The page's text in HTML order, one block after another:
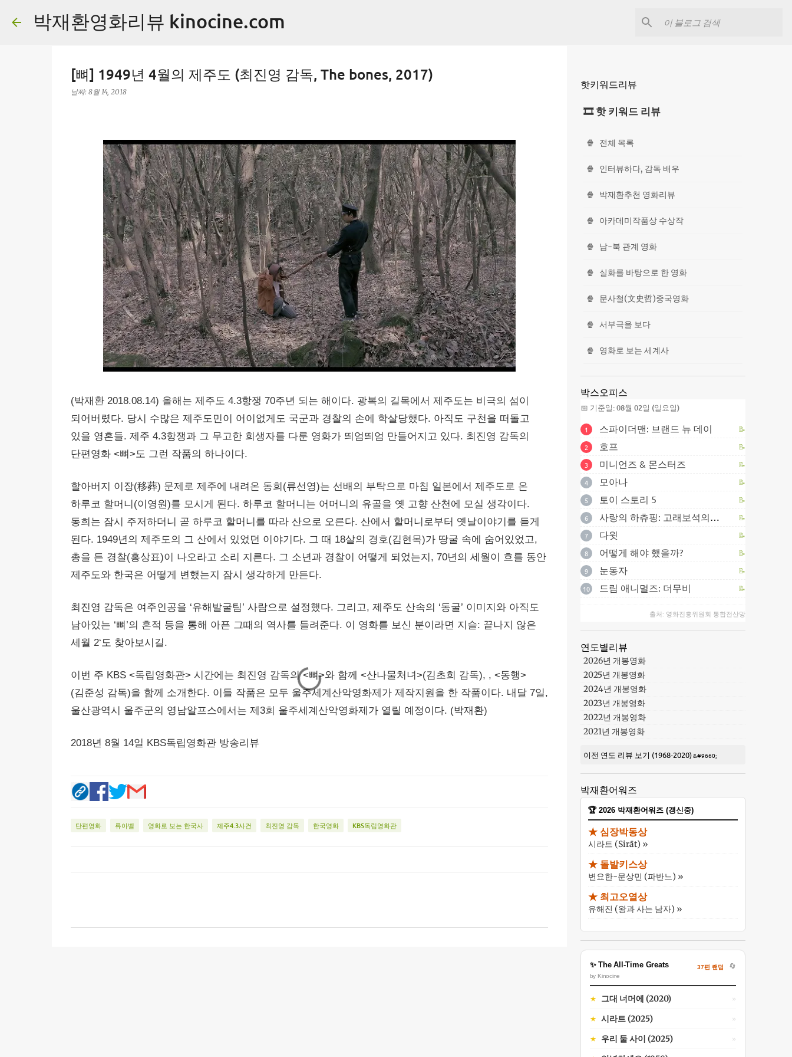
박재환영화리뷰 kinocine.com
[뼈] 1949년 4월의 제주도 (최진영 감독, The bones, 2017)
날짜: 8월 14, 2018
(박재환 2018.08.14) 올해는 제주도 4.3항쟁 70주년 되는 해이다. 광복의 길목에서 제주도는 비극의 섬이
되어버렸다. 당시 수많은 제주도민이 어이없게도 국군과 경찰의 손에 학살당했다. 아직도 구천을 떠돌고
있을 영혼들. 제주 4.3항쟁과 그 무고한 희생자를 다룬 영화가 띄엄띄엄 만들어지고 있다. 최진영 감독의
단편영화 <뼈>도 그런 작품의 하나이다.
할아버지 이장(移葬) 문제로 제주에 내려온 동희(류선영)는 선배의 부탁으로 마침 일본에서 제주도로 온
하루코 할머니(이영원)를 모시게 된다. 하루코 할머니는 어머니의 유골을 옛 고향 산천에 모실 생각이다.
동희는 잠시 주저하더니 곧 하루코 할머니를 따라 산으로 오른다. 산에서 할머니로부터 옛날이야기를 듣게
된다. 1949년의 제주도의 그 산에서 있었던 이야기다. 그 때 18살의 경호(김현목)가 땅굴 속에 숨어있었고,
총을 든 경찰(홍상표)이 나오라고 소리 지른다. 그 소년과 경찰이 어떻게 되었는지, 70년의 세월이 흐를 동안
제주도와 한국은 어떻게 변했는지 잠시 생각하게 만든다.
최진영 감독은 여주인공을 ‘유해발굴팀’ 사람으로 설정했다. 그리고, 제주도 산속의 ‘동굴’ 이미지와 아직도
남아있는 ‘뼈’의 흔적 등을 통해 아픈 그때의 역사를 들려준다. 이 영화를 보신 분이라면 지슬: 끝나지 않은
세월 2‘도 찾아보시길.
이번 주 KBS <독립영화관> 시간에는 최진영 감독의 <뼈>와 함께 <산나물처녀>(김초희 감독), , <동행>
(김준성 감독)을 함께 소개한다. 이들 작품은 모두 울주세계산악영화제가 제작지원을 한 작품이다. 내달 7일,
울산광역시 울주군의 영남알프스에서는 제3회 울주세계산악영화제가 열릴 예정이다. (박재환)
2018년 8월 14일 KBS독립영화관 방송리뷰
단편영화 류아벨 영화로 보는 한국사 제주4.3사건 최진영 감독 한국영화 KBS독립영화관
핫키워드리뷰
🎞 핫 키워드 리뷰
🍿 전체 목록
🍿 인터뷰하다, 감독 배우
🍿 박재환추천 영화리뷰
🍿 아카데미작품상 수상작
🍿 남-북 관계 영화
🍿 실화를 바탕으로 한 영화
🍿 문사철(文史哲)중국영화
🍿 서부극을 보다
🍿 영화로 보는 세계사
박스오피스
📅 기준일: 08월 02일 (일요일)
1 스파이더맨: 브랜드 뉴 데이 📝
2 호프 📝
3 미니언즈 & 몬스터즈 📝
4 모아나 📝
5 토이 스토리 5 📝
6 사랑의 하츄핑: 고래보석의 전설 📝
7 다윗 📝
8 어떻게 해야 했을까? 📝
9 눈동자 📝
10 드림 애니멀즈: 더무비 📝
출처: 영화진흥위원회 통합전산망
연도별리뷰
2026년 개봉영화
2025년 개봉영화
2024년 개봉영화
2023년 개봉영화
2022년 개봉영화
2021년 개봉영화
이전 연도 리뷰 보기 (1968-2020)
박재환어워즈
🏆 2026 박재환어워즈 (갱신중)
★ 심장박동상
시라트 (Sirāt) »
★ 돌발키스상
변요한-문상민 (파반느) »
★ 최고오열상
유해진 (왕과 사는 남자) »
✨ The All-Time Greats
by Kinocine
37편 랜덤 🔄
★ 그대 너머에 (2020) »
★ 시라트 (2025) »
★ 우리 둘 사이 (2025) »